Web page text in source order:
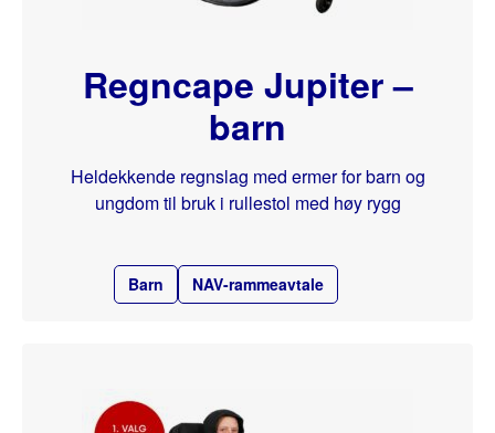
Regncape Jupiter –
barn
Barn NAV-rammeavtale
Heldekkende regnslag med ermer for barn og
ungdom til bruk i rullestol med høy rygg